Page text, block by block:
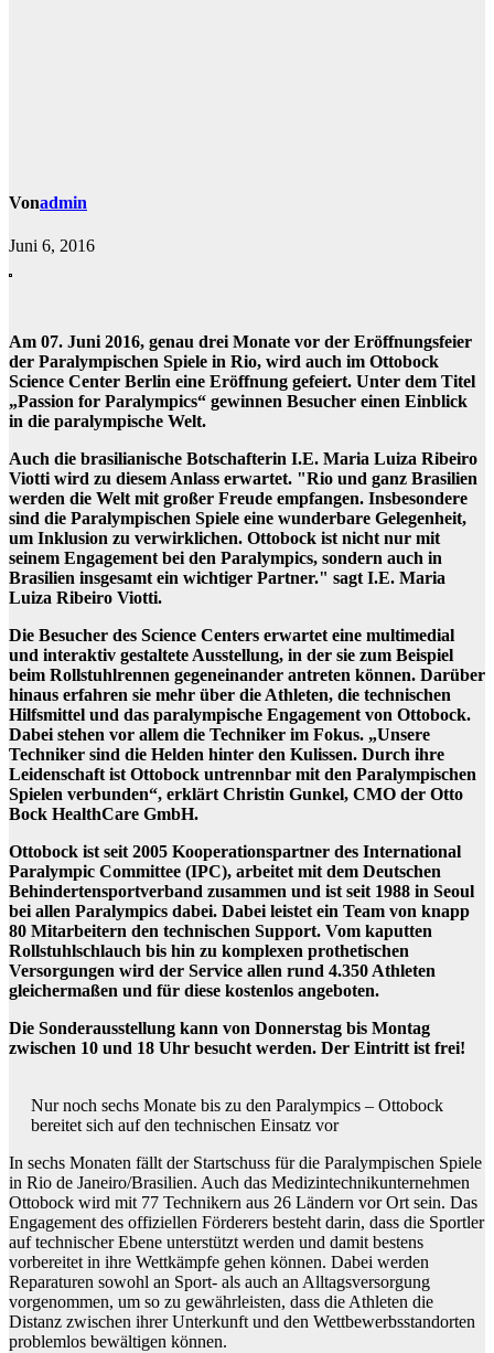
Vonadmin
Juni 6, 2016
Am 07. Juni 2016, genau drei Monate vor der Eröffnungsfeier
der Paralympischen Spiele in Rio, wird auch im Ottobock
Science Center Berlin eine Eröffnung gefeiert. Unter dem Titel
„Passion for Paralympics“ gewinnen Besucher einen Einblick
in die paralympische Welt.
Auch die brasilianische Botschafterin I.E. Maria Luiza Ribeiro
Viotti wird zu diesem Anlass erwartet. "Rio und ganz Brasilien
werden die Welt mit großer Freude empfangen. Insbesondere
sind die Paralympischen Spiele eine wunderbare Gelegenheit,
um Inklusion zu verwirklichen. Ottobock ist nicht nur mit
seinem Engagement bei den Paralympics, sondern auch in
Brasilien insgesamt ein wichtiger Partner." sagt I.E. Maria
Luiza Ribeiro Viotti.
Die Besucher des Science Centers erwartet eine multimedial
und interaktiv gestaltete Ausstellung, in der sie zum Beispiel
beim Rollstuhlrennen gegeneinander antreten können. Darüber
hinaus erfahren sie mehr über die Athleten, die technischen
Hilfsmittel und das paralympische Engagement von Ottobock.
Dabei stehen vor allem die Techniker im Fokus. „Unsere
Techniker sind die Helden hinter den Kulissen. Durch ihre
Leidenschaft ist Ottobock untrennbar mit den Paralympischen
Spielen verbunden“, erklärt Christin Gunkel, CMO der Otto
Bock HealthCare GmbH.
Ottobock ist seit 2005 Kooperationspartner des International
Paralympic Committee (IPC), arbeitet mit dem Deutschen
Behindertensportverband zusammen und ist seit 1988 in Seoul
bei allen Paralympics dabei. Dabei leistet ein Team von knapp
80 Mitarbeitern den technischen Support. Vom kaputten
Rollstuhlschlauch bis hin zu komplexen prothetischen
Versorgungen wird der Service allen rund 4.350 Athleten
gleichermaßen und für diese kostenlos angeboten.
Die Sonderausstellung kann von Donnerstag bis Montag
zwischen 10 und 18 Uhr besucht werden. Der Eintritt ist frei!
Nur noch sechs Monate bis zu den Paralympics – Ottobock
bereitet sich auf den technischen Einsatz vor
In sechs Monaten fällt der Startschuss für die Paralympischen Spiele
in Rio de Janeiro/Brasilien. Auch das Medizintechnikunternehmen
Ottobock wird mit 77 Technikern aus 26 Ländern vor Ort sein. Das
Engagement des offiziellen Förderers besteht darin, dass die Sportler
auf technischer Ebene unterstützt werden und damit bestens
vorbereitet in ihre Wettkämpfe gehen können. Dabei werden
Reparaturen sowohl an Sport- als auch an Alltagsversorgung
vorgenommen, um so zu gewährleisten, dass die Athleten die
Distanz zwischen ihrer Unterkunft und den Wettbewerbsstandorten
problemlos bewältigen können.